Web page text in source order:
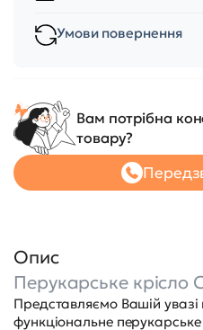
Умови повернення
Вам потрібна
товару?
Опис
Перукарське крісло
Представляємо Вашій увазі
функціональне